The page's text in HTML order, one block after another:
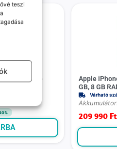
teszi
fekete)
Apple
GB, 8 GB
Várható
209 990 Ft